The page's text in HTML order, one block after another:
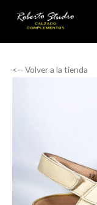
<-- Volver a la tienda